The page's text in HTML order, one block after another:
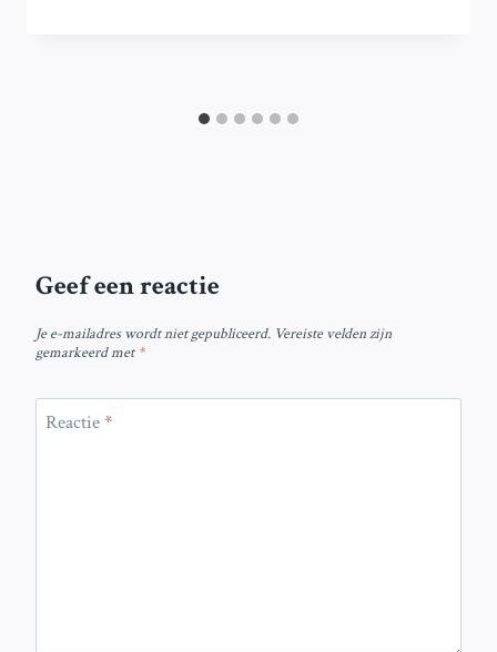
Geef een reactie
Je e-mailadres wordt niet gepubliceerd. Vereiste velden zijn
gemarkeerd met*
Reactie*